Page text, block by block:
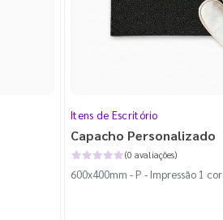
Itens de Escritório
Capacho Personalizado
(0 avaliações)
600x400mm - P - Impressão 1 cor